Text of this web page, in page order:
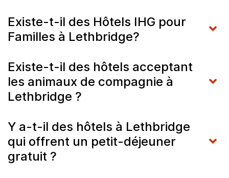
Existe-t-il des Hôtels IHG pour
Familles à Lethbridge?
Existe-t-il des hôtels acceptant
les animaux de compagnie à
Lethbridge ?
Y a-t-il des hôtels à Lethbridge
qui offrent un petit-déjeuner
gratuit ?